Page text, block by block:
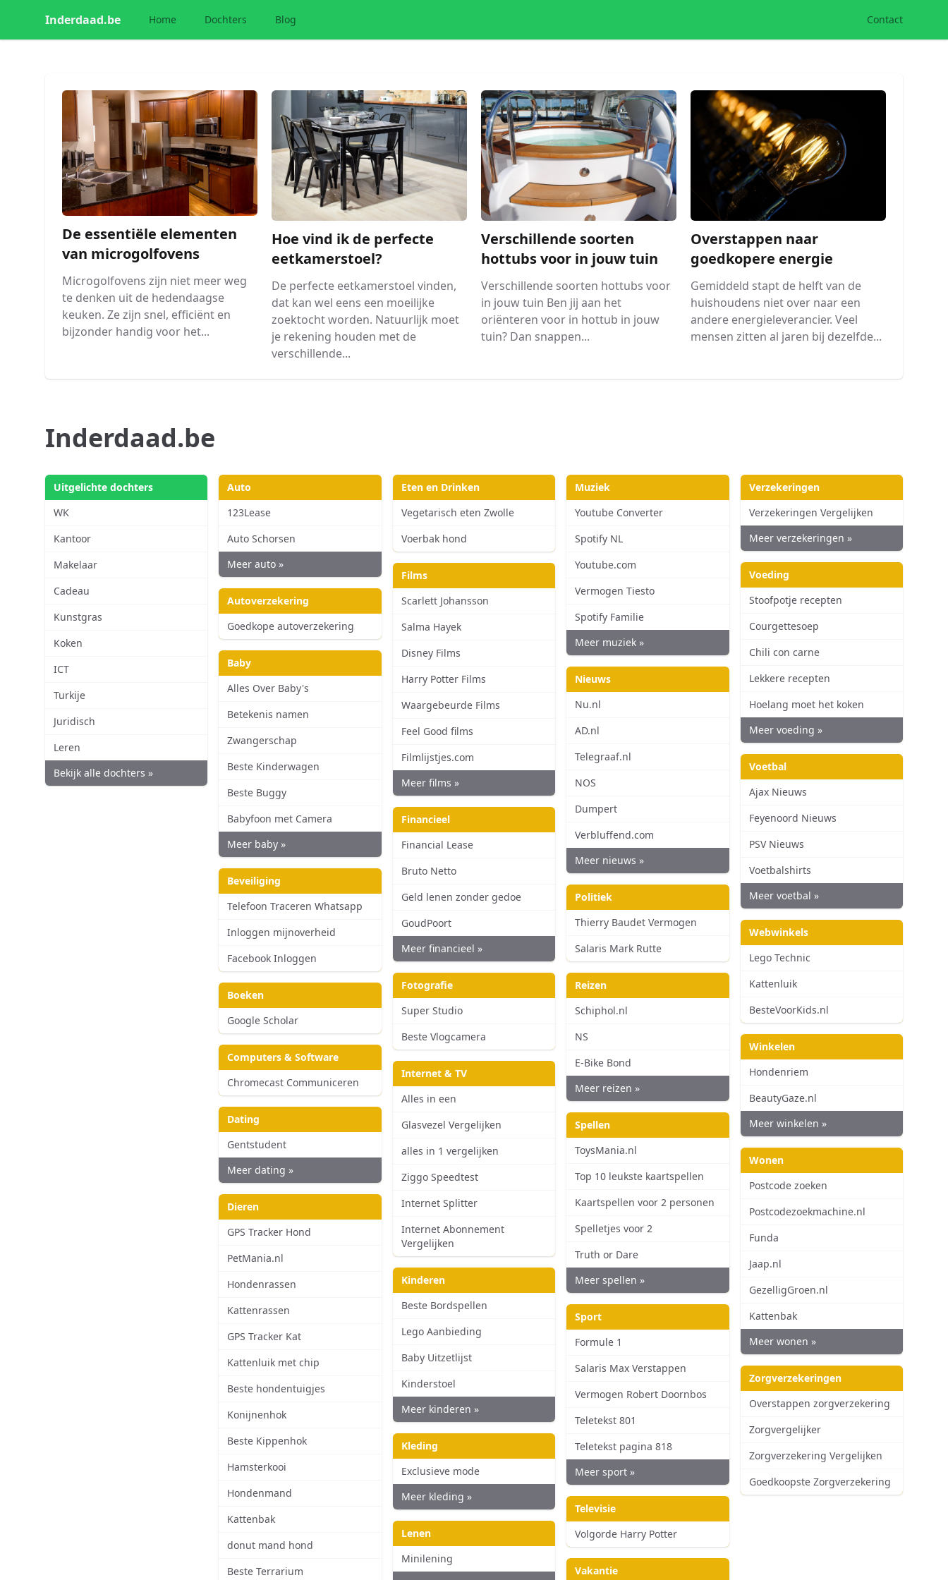
Inderdaad.be Home Dochters Blog Contact
De essentiële elementen
van microgolfovens
Microgolfovens zijn niet meer weg
te denken uit de hedendaagse
keuken. Ze zijn snel, efficiënt en
bijzonder handig voor het...
Hoe vind ik de perfecte
eetkamerstoel?
De perfecte eetkamerstoel vinden,
dat kan wel eens een moeilijke
zoektocht worden. Natuurlijk moet
je rekening houden met de
verschillende...
Verschillende soorten
hottubs voor in jouw tuin
Verschillende soorten hottubs voor
in jouw tuin Ben jij aan het
oriënteren voor in hottub in jouw
tuin? Dan snappen...
Overstappen naar
goedkopere energie
Gemiddeld stapt de helft van de
huishoudens niet over naar een
andere energieleverancier. Veel
mensen zitten al jaren bij dezelfde...
Inderdaad.be
Uitgelichte dochters
WK
Kantoor
Makelaar
Cadeau
Kunstgras
Koken
ICT
Turkije
Juridisch
Leren
Bekijk alle dochters »
Auto
123Lease
Auto Schorsen
Meer auto »
Autoverzekering
Goedkope autoverzekering
Baby
Alles Over Baby's
Betekenis namen
Zwangerschap
Beste Kinderwagen
Beste Buggy
Babyfoon met Camera
Meer baby »
Beveiliging
Telefoon Traceren Whatsapp
Inloggen mijnoverheid
Facebook Inloggen
Boeken
Google Scholar
Computers & Software
Chromecast Communiceren
Dating
Gentstudent
Meer dating »
Dieren
GPS Tracker Hond
PetMania.nl
Hondenrassen
Kattenrassen
GPS Tracker Kat
Kattenluik met chip
Beste hondentuigjes
Konijnenhok
Beste Kippenhok
Hamsterkooi
Hondenmand
Kattenbak
donut mand hond
Beste Terrarium
Eten en Drinken
Vegetarisch eten Zwolle
Voerbak hond
Films
Scarlett Johansson
Salma Hayek
Disney Films
Harry Potter Films
Waargebeurde Films
Feel Good films
Filmlijstjes.com
Meer films »
Financieel
Financial Lease
Bruto Netto
Geld lenen zonder gedoe
GoudPoort
Meer financieel »
Fotografie
Super Studio
Beste Vlogcamera
Internet & TV
Alles in een
Glasvezel Vergelijken
alles in 1 vergelijken
Ziggo Speedtest
Internet Splitter
Internet Abonnement
Vergelijken
Kinderen
Beste Bordspellen
Lego Aanbieding
Baby Uitzetlijst
Kinderstoel
Meer kinderen »
Kleding
Exclusieve mode
Meer kleding »
Lenen
Minilening
Muziek
Youtube Converter
Spotify NL
Youtube.com
Vermogen Tiesto
Spotify Familie
Meer muziek »
Nieuws
Nu.nl
AD.nl
Telegraaf.nl
NOS
Dumpert
Verbluffend.com
Meer nieuws »
Politiek
Thierry Baudet Vermogen
Salaris Mark Rutte
Reizen
Schiphol.nl
NS
E-Bike Bond
Meer reizen »
Spellen
ToysMania.nl
Top 10 leukste kaartspellen
Kaartspellen voor 2 personen
Spelletjes voor 2
Truth or Dare
Meer spellen »
Sport
Formule 1
Salaris Max Verstappen
Vermogen Robert Doornbos
Teletekst 801
Teletekst pagina 818
Meer sport »
Televisie
Volgorde Harry Potter
Vakantie
Verzekeringen
Verzekeringen Vergelijken
Meer verzekeringen »
Voeding
Stoofpotje recepten
Courgettesoep
Chili con carne
Lekkere recepten
Hoelang moet het koken
Meer voeding »
Voetbal
Ajax Nieuws
Feyenoord Nieuws
PSV Nieuws
Voetbalshirts
Meer voetbal »
Webwinkels
Lego Technic
Kattenluik
BesteVoorKids.nl
Winkelen
Hondenriem
BeautyGaze.nl
Meer winkelen »
Wonen
Postcode zoeken
Postcodezoekmachine.nl
Funda
Jaap.nl
GezelligGroen.nl
Kattenbak
Meer wonen »
Zorgverzekeringen
Overstappen zorgverzekering
Zorgvergelijker
Zorgverzekering Vergelijken
Goedkoopste Zorgverzekering